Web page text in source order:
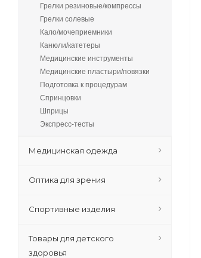
Грелки резиновые/компрессы
Грелки солевые
Кало/мочеприемники
Канюли/катетеры
Медицинские инструменты
Медицинские пластыри/повязки
Подготовка к процедурам
Спринцовки
Шприцы
Экспресс-тесты
Медицинская одежда
Оптика для зрения
Спортивные изделия
Товары для детского
здоровья